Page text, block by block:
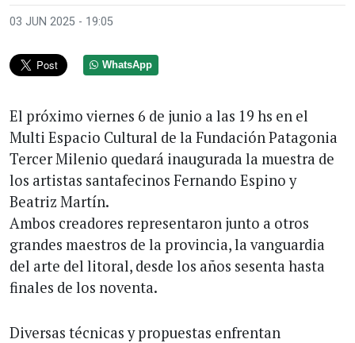
03 JUN 2025 - 19:05
WhatsApp
El próximo viernes 6 de junio a las 19 hs en el
Multi Espacio Cultural de la Fundación Patagonia
Tercer Milenio quedará inaugurada la muestra de
los artistas santafecinos Fernando Espino y
Beatriz Martín.
Ambos creadores representaron junto a otros
grandes maestros de la provincia, la vanguardia
del arte del litoral, desde los años sesenta hasta
finales de los noventa.
Diversas técnicas y propuestas enfrentan